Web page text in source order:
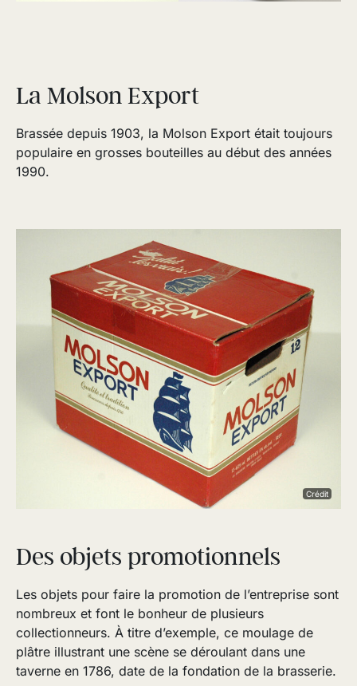
La Molson Export
Brassée depuis 1903, la Molson Export était toujours
populaire en grosses bouteilles au début des années
1990.
Crédit
Des objets promotionnels
Les objets pour faire la promotion de l’entreprise sont
nombreux et font le bonheur de plusieurs
collectionneurs. À titre d’exemple, ce moulage de
plâtre illustrant une scène se déroulant dans une
taverne en 1786, date de la fondation de la brasserie.